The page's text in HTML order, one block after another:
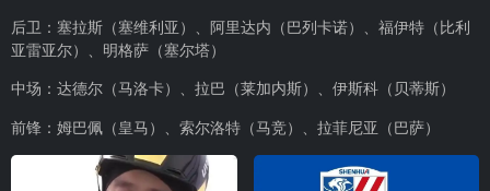
后卫：塞拉斯（塞维利亚）、阿里达内（巴列卡诺）、福伊特（比利
亚雷亚尔）、明格萨（塞尔塔）
中场：达德尔（马洛卡）、拉巴（莱加内斯）、伊斯科（贝蒂斯）
前锋：姆巴佩（皇马）、索尔洛特（马竞）、拉菲尼亚（巴萨）